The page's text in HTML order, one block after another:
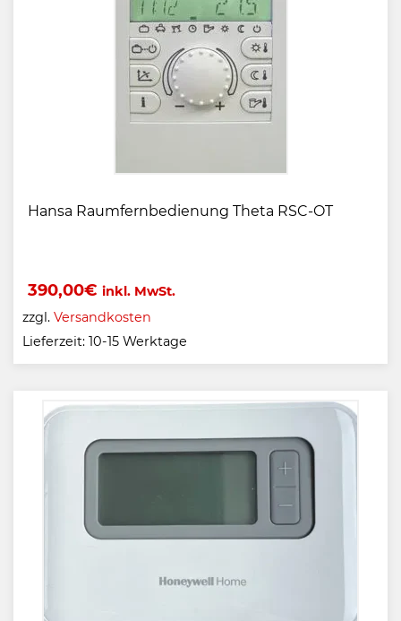
Hansa Raumfernbedienung Theta RSC-OT
390,00€ inkl. MwSt.
zzgl. Versandkosten
Lieferzeit: 10-15 Werktage